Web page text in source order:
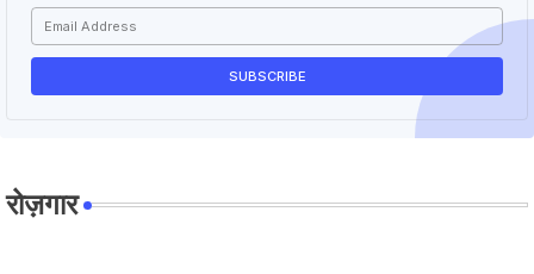
रोज़गार